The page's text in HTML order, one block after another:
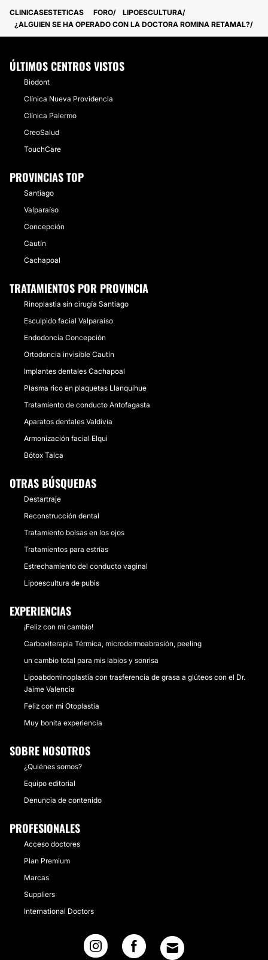
CLINICASESTETICAS FORO
LIPOESCULTURA
¿ALGUIEN SE HA OPERADO CON LA DOCTORA ROMINA RETAMAL?
ÚLTIMOS CENTROS VISTOS
Biodont
Clínica Nueva Providencia
Clínica Palermo
CreoSalud
TouchCare
PROVINCIAS TOP
Santiago
Valparaíso
Concepción
Cautín
Cachapoal
TRATAMIENTOS POR PROVINCIA
Rinoplastia sin cirugía Santiago
Esculpido facial Valparaíso
Endodoncia Concepción
Ortodoncia invisible Cautín
Implantes dentales Cachapoal
Plasma rico en plaquetas Llanquihue
Tratamiento de conducto Antofagasta
Aparatos dentales Valdivia
Armonización facial Elqui
Bótox Talca
OTRAS BÚSQUEDAS
Destartraje
Reconstrucción dental
Tratamiento bolsas en los ojos
Tratamientos para estrías
Estrechamiento del conducto vaginal
Lipoescultura de pubis
EXPERIENCIAS
¡Feliz con mi cambio!
Carboxiterapia Térmica, microdermoabrasión, peeling
un cambio total para mis labios y sonrisa
Lipoabdominoplastia con trasferencia de grasa a glúteos con el Dr.
Jaime Valencia
Feliz con mi Otoplastia
Muy bonita experiencia
SOBRE NOSOTROS
¿Quiénes somos?
Equipo editorial
Denuncia de contenido
PROFESIONALES
Acceso doctores
Plan Premium
Marcas
Suppliers
International Doctors